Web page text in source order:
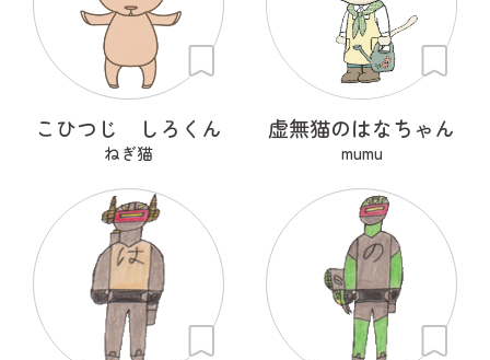
こひつじ しろくん
ねぎ猫
虚無猫のはなちゃん
mumu